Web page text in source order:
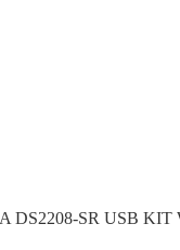
DS2208-SR USB